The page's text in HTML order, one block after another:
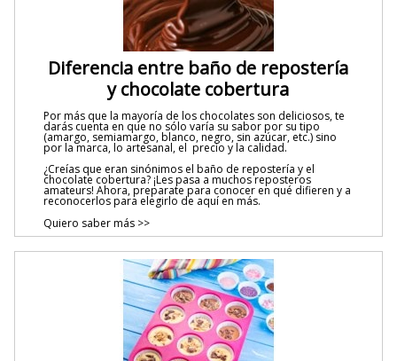
Diferencia entre baño de repostería
y chocolate cobertura
Por más que la mayoría de los chocolates son deliciosos, te
darás cuenta en que no sólo varía su sabor por su tipo
(amargo, semiamargo, blanco, negro, sin azúcar, etc.) sino
por la marca, lo artesanal, el precio y la calidad.
¿Creías que eran sinónimos el baño de repostería y el
chocolate cobertura? ¡Les pasa a muchos reposteros
amateurs! Ahora, preparate para conocer en qué difieren y a
reconocerlos para elegirlo de aquí en más.
Quiero saber más >>